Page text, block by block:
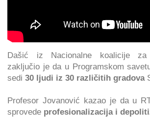
Dašić iz Nacionalne koalicije za
zaključio je da u Programskom
sedi 30 ljudi iz 30 različitih gradova
Profesor Jovanović kazao je da u
sprovede profesionalizacija i